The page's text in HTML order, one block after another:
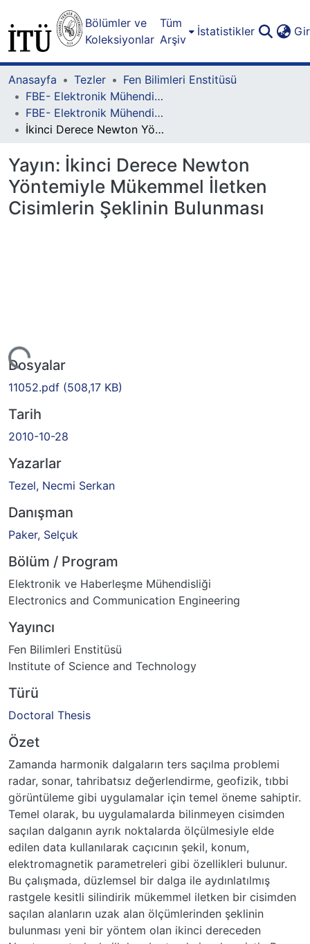
Bölümler ve
Koleksiyonlar
Tüm
Arşiv
İstatistikler
Anasayfa Tezler
Fen Bilimleri Enstitüsü
FBE- Elektronik Mühendisliği Lisansüstü Programı
FBE- Elektronik Mühendisliği Lisansüstü Programı - Doktora
İkinci Derece Newton Yöntemiyle Mükemmel İletken Cisimlerin Şeklinin Bulunması
Yayın: İkinci Derece Newton
Yöntemiyle Mükemmel İletken
Cisimlerin Şeklinin Bulunması
Dosyalar
11052.pdf (508,17 KB)
Tarih
2010-10-28
Yazarlar
Tezel, Necmi Serkan
Danışman
Paker, Selçuk
Bölüm / Program
Elektronik ve Haberleşme Mühendisliği
Electronics and Communication Engineering
Yayıncı
Fen Bilimleri Enstitüsü
Institute of Science and Technology
Türü
Doctoral Thesis
Özet
Zamanda harmonik dalgaların ters saçılma problemi
radar, sonar, tahribatsız değerlendirme, geofizik, tıbbi
görüntüleme gibi uygulamalar için temel öneme sahiptir.
Temel olarak, bu uygulamalarda bilinmeyen cisimden
saçılan dalganın ayrık noktalarda ölçülmesiyle elde
edilen data kullanılarak caçıcının şekil, konum,
elektromagnetik parametreleri gibi özellikleri bulunur.
Bu çalışmada, düzlemsel bir dalga ile aydınlatılmış
rastgele kesitli silindirik mükemmel iletken bir cisimden
saçılan alanların uzak alan ölçümlerinden şeklinin
bulunması yeni bir yöntem olan ikinci dereceden